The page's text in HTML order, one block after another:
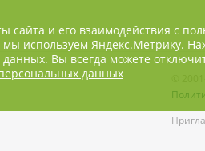
сайта и его взаимодействия с
используем Яндекс.Метрику.
Вы всегда можете
данных